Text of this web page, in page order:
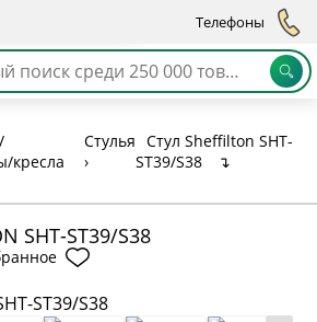
Телефоны
кресла
Стулья
›
Стул Sheffilton SHT-
ST39/S38
↴
SHT-ST39/S38